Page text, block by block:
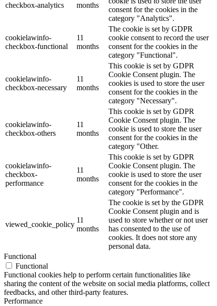
checkbox-analytics
months
consent for the cookies in the
category "Analytics".
cookielawinfo-
checkbox-functional
11
months
The cookie is set by GDPR
cookie consent to record the user
consent for the cookies in the
category "Functional".
cookielawinfo-
checkbox-necessary
11
months
This cookie is set by GDPR
Cookie Consent plugin. The
cookies is used to store the user
consent for the cookies in the
category "Necessary".
cookielawinfo-
checkbox-others
11
months
This cookie is set by GDPR
Cookie Consent plugin. The
cookie is used to store the user
consent for the cookies in the
category "Other.
cookielawinfo-
checkbox-
performance
11
months
This cookie is set by GDPR
Cookie Consent plugin. The
cookie is used to store the user
consent for the cookies in the
category "Performance".
viewed_cookie_policy
11
months
The cookie is set by the GDPR
Cookie Consent plugin and is
used to store whether or not user
has consented to the use of
cookies. It does not store any
personal data.
Functional
Functional
Functional cookies help to perform certain functionalities like
sharing the content of the website on social media platforms, collect
feedbacks, and other third-party features.
Performance